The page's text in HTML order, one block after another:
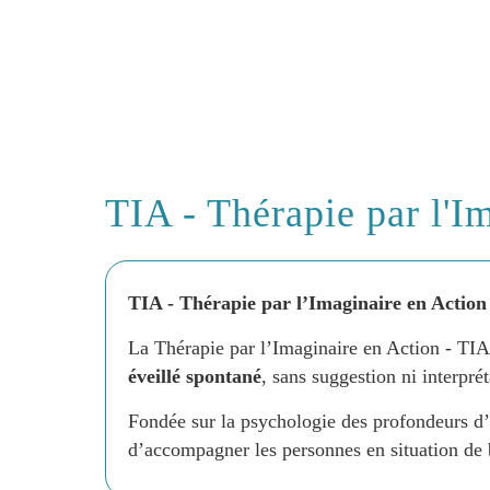
TIA - Thérapie par
TIA - Thérapie par l’Imaginaire en Action
La Thérapie par l’Imaginaire en Action -
éveillé spontané, sans suggestion ni
Fondée sur la psychologie des profondeurs
d’accompagner les personnes en situation